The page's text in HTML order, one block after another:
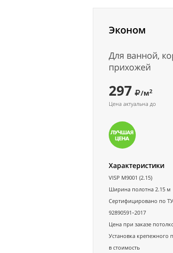
Эконом
Для ванной,
прихожей
297 /м2
Цена актуальна до
Характеристики
VISP M9001 (2.15)
Ширина полотна 2.15 м
Сертифицировано по
92890591-2017
Цена при заказе
Установка крепежного
в стоимость